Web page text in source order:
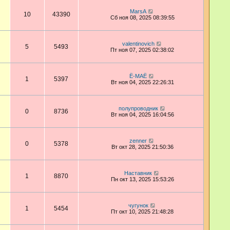
10 43390
MarsA
Сб ноя 08, 2025 08:39:55
5 5493
valentinovich
Пт ноя 07, 2025 02:38:02
1 5397
Ё-МАЁ
Вт ноя 04, 2025 22:26:31
0 8736
полупроводник
Вт ноя 04, 2025 16:04:56
0 5378
zenner
Вт окт 28, 2025 21:50:36
1 8870
Наставник
Пн окт 13, 2025 15:53:26
1 5454
чугунок
Пт окт 10, 2025 21:48:28